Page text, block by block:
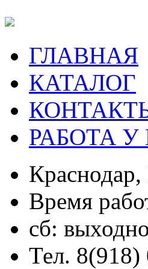
ГЛАВНАЯ
КАТАЛОГ
РАБОТА У
Время
сб:
Тел.